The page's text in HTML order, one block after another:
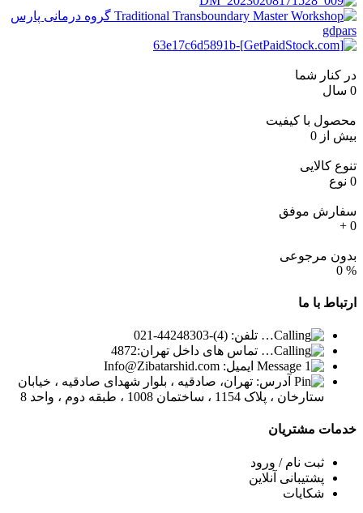
در کنار شما
0 سال
محصول با کیفیت
بیش از 0
تنوع کالایی
0 نوع
سفارش موفق
0
+
بدون مرجوعی
%
0
ارتباط با ما
تلفن: (4)-44248303-021
تماس های داخل تهران:4872
ایمیل: Info@Zibatarshid.com
آدرس: تهران، صادقیه ، بلوار شهدای صادقیه ، خیابان
ستارخان ، پلاک 1154 ، ساختمان 1008 ، طبقه دوم ، واحد 8
خدمات مشتریان
ثبت نام / ورود
پشتیبانی آنلاین
شکایات